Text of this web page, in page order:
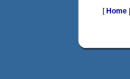
[ Home|